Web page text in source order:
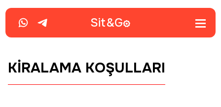
Sit&G
KİRALAMA KOŞULLARI